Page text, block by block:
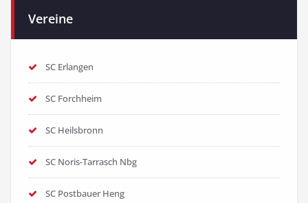
Vereine
SC Erlangen
SC Forchheim
SC Heilsbronn
SC Noris-Tarrasch Nbg
SC Postbauer Heng